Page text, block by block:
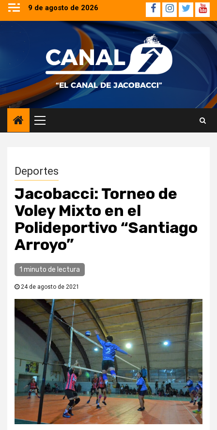
Saltar
contenido
9 de agosto de 2026 Facebook
Instagram
Twitter
Menú
principal
Deportes
Jacobacci: Torneo de
Voley Mixto en el
Polideportivo “Santiago
Arroyo”
1 minuto de lectura
24 de agosto de 2021